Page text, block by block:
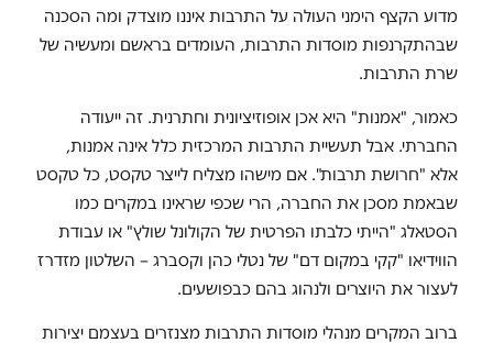
מדוע הקצף הימני העולה על התרבות איננו מוצדק ומה הסכנה
שבהתקרנפות מוסדות התרבות, העומדים בראשם ומעשיה של
שרת התרבות.
כאמור, "אמנות" היא אכן אופוזיציונית וחתרנית. זה ייעודה
החברתי. אבל תעשיית התרבות המרכזית כלל אינה אמנות,
אלא "חרושת תרבות". אם מישהו מצליח לייצר טקסט, כל טקסט
שבאמת מסכן את החברה, הרי שכפי שראינו במקרים כמו
הסטאלג "הייתי כלבתו הפרטית של הקולונל שולץ" או עבודת
הווידיאו "קקי במקום דם" של נטלי כהן וקסברג – השלטון מזדרז
לעצור את היוצרים ולנהוג בהם כבפושעים.
ברוב המקרים מנהלי מוסדות התרבות מצנזרים בעצמם יצירות